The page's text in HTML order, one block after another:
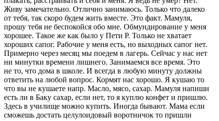
Живу замечательно. Отлично занимаюсь. Только что далеко
от тебя, так скоро будем жить вместе. Это факт. Мамуля,
прошу тебя не беспокойся обо мне. Обмундирование у меня
хорошее. Такое же как было у Пети Р. Только не хватает
хороших сапог. Рабочие у меня есть, но выходных сапог нет.
Примерно через месяц мы поедем в лагерь. Сейчас у нас нет
ни минутки времени лишнего. Занимаемся все время. Это
не то, что дома в школе. И всегда в любую минуту должны
ответить на любой вопрос. Кормят нас хорошо. Я кушаю то
что вы не кушаете напр. Масло, мясо, сахар. Мамуля напиши
есть ли в Баку сахар, если нет, то я куплю конфет и пришлю.
Здесь в училище можно купить. Иногда бывают. Мама если
сможешь достать целулоидовый воротничок то пришли